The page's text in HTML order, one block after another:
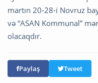
martın 20-28-i Novruz
və “ASAN Kommunal”
olacaqdır.
Paylaş Tweet